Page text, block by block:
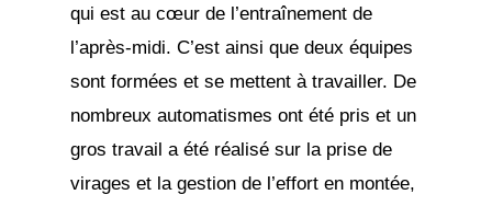
qui est au cœur de l’entraînement de
l’après-midi. C’est ainsi que deux équipes
sont formées et se mettent à travailler. De
nombreux automatismes ont été pris et un
gros travail a été réalisé sur la prise de
virages et la gestion de l’effort en montée,